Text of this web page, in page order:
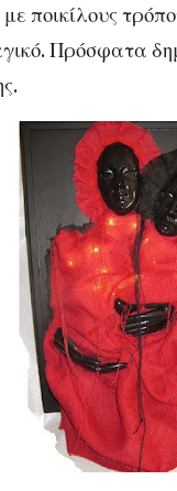
ποικίλους
Πρόσφατα